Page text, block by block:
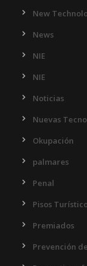
New
News
NIE
NIE
Noticias
Nuevas
Okupación
palmares
Penal
Pisos
Premiados
Prevención